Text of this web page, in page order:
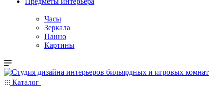
Часы
Зеркала
Панно
Картины
Каталог